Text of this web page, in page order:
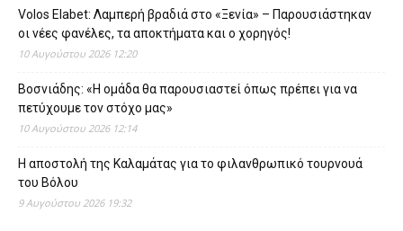
Volos Elabet: Λαμπερή βραδιά στο «Ξενία» – Παρουσιάστηκαν
οι νέες φανέλες, τα αποκτήματα και ο χορηγός!
10 Αυγούστου 2026 12:20
Βοσνιάδης: «Η ομάδα θα παρουσιαστεί όπως πρέπει για να
πετύχουμε τον στόχο μας»
10 Αυγούστου 2026 12:14
Η αποστολή της Καλαμάτας για το φιλανθρωπικό τουρνουά
του Βόλου
9 Αυγούστου 2026 19:32